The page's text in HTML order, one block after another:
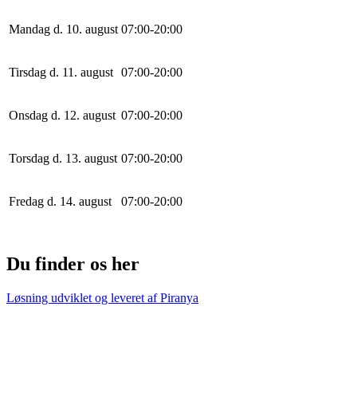
Mandag d. 10. august 07:00-20:00
Tirsdag d. 11. august 07:00-20:00
Onsdag d. 12. august 07:00-20:00
Torsdag d. 13. august 07:00-20:00
Fredag d. 14. august 07:00-20:00
Du finder os her
Løsning udviklet og leveret afPiranya